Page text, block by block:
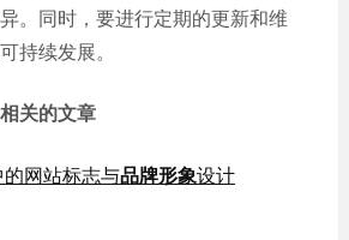
。同时，要进行定期的更新和维
持续发展。
相关的文章
网站标志与品牌形象设计